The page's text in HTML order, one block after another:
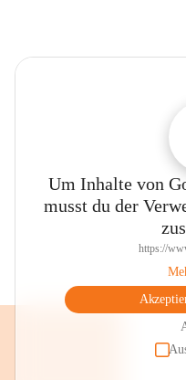
Um Inhalte von
musst du der
https://